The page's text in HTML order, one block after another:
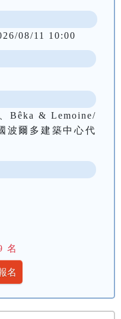
08/11 10:00
Bêka & Lemoine/
波爾多建築中心代
名